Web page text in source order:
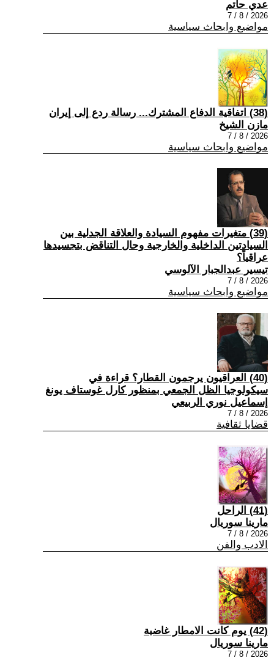
عدي حاتم
2026 / 8 / 7
مواضيع وابحاث سياسية
(38) اتفاقية الدفاع المشترك... رسالة ردع إلى إيران
مازن الشيخ
2026 / 8 / 7
مواضيع وابحاث سياسية
(39) متغيرات مفهوم السيادة والعلاقة الجدلية بين
السيادتين الداخلية والخارجية وحال التناقض بتجسيدها
عراقياً؟
تيسير عبدالجبار الآلوسي
2026 / 8 / 7
مواضيع وابحاث سياسية
(40) العراقيون يرجمون القطار؟ قراءة في
سيكولوجيا الظل الجمعي بمنظور كارل غوستاف يونغ
إسماعيل نوري الربيعي
2026 / 8 / 7
قضايا ثقافية
(41) الراحل
مارينا سوريال
2026 / 8 / 7
الادب والفن
(42) يوم كانت الامطار غاضبة
مارينا سوريال
2026 / 8 / 7